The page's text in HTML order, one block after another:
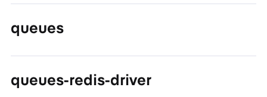
queues
queues-redis-driver